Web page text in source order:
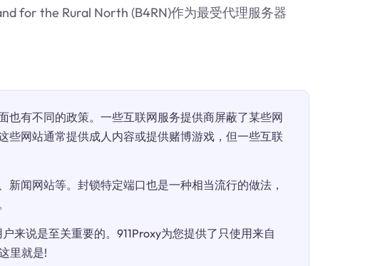
for the Rural North (B4RN)作为最受代理服务器
也有不同的政策。一些互联网服务提供商屏蔽了某些网
些网站通常提供成人内容或提供赌博游戏，但一些互联
闻网站等。封锁特定端口也是一种相当流行的做法，
来说是至关重要的。911Proxy为您提供了只使用来自
里就是!